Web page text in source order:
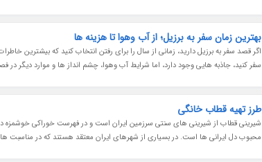
بهترین زمان سفر به برزیل؛ از آب وهوا تا هزینه ها
اگر قصد سفر به برزیل دارید، زمانی از سال را برای رفتن انتخاب کنید که بیشترین
سفر کنید، جاذبه هایی وجود دارد، اما شرایط آب وهوا، چشم انداز ها و موارد دیگر
طرز تهیه قطاب خانگی
شیرینی قطاب از شیرینی های سنتی سرزمین ایران است و در فهرست خوراکی خوشمزه در
محبوب دل ایرانی ها است. در بسیاری از شهرهای ایران معتقد هستند که در مناسبت